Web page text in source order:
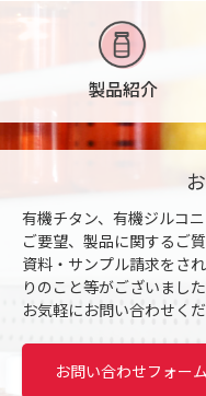
製品紹介
有機チタン、有機ジルコ
ご要望、製品に関するご質
資料・サンプル請求をさ
りのこと等がございまし
お気軽にお問い合わせくだ
お問い合わせフォーム